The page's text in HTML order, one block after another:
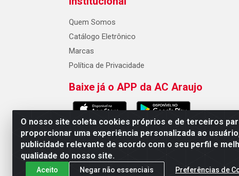
O nosso site coleta cookies próprios e de terceiros
proporcionar uma experiência personalizada ao
publicidade relevante de acordo com o seu perfil e
qualidade do nosso site.
Aceito Negar não essenciais Preferências de
Quem Somos
Catálogo Eletrônico
Marcas
Política de Privacidade
Baixe já o APP da AC Araujo
AC Araujo Distribuidora - Rua